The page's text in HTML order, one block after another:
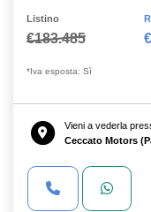
Listino
€183.485
*Iva esposta: Sì
Vieni a vederla
Ceccato Motors